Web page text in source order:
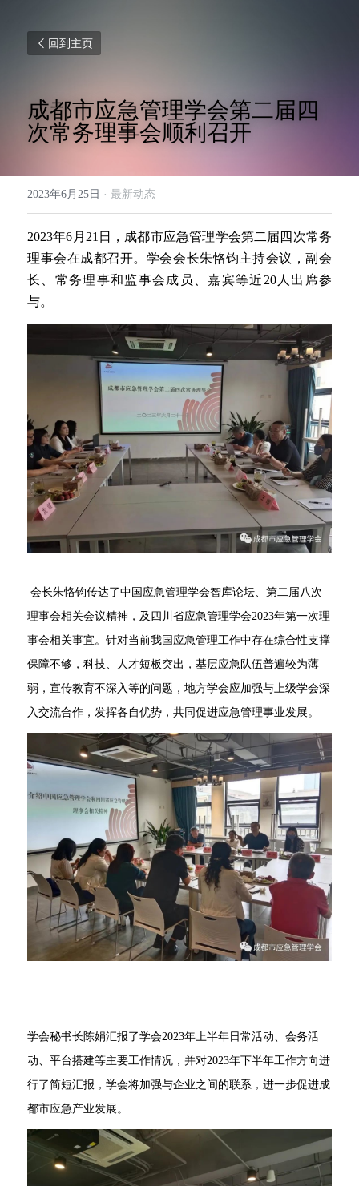
回到主页
成都市应急管理学会第二届四
次常务理事会顺利召开
2023年6月25日 · 最新动态
2023年6月21日，成都市应急管理学会第二届四次常务
理事会在成都召开。学会会长朱恪钧主持会议，副会
长、常务理事和监事会成员、嘉宾等近20人出席参
与。
会长朱恪钧传达了中国应急管理学会智库论坛、第二届八次
理事会相关会议精神，及四川省应急管理学会2023年第一次理
事会相关事宜。针对当前我国应急管理工作中存在综合性支撑
保障不够，科技、人才短板突出，基层应急队伍普遍较为薄
弱，宣传教育不深入等的问题，地方学会应加强与上级学会深
入交流合作，发挥各自优势，共同促进应急管理事业发展。
学会秘书长陈娟汇报了学会2023年上半年日常活动、会务活
动、平台搭建等主要工作情况，并对2023年下半年工作方向进
行了简短汇报，学会将加强与企业之间的联系，进一步促进成
都市应急产业发展。